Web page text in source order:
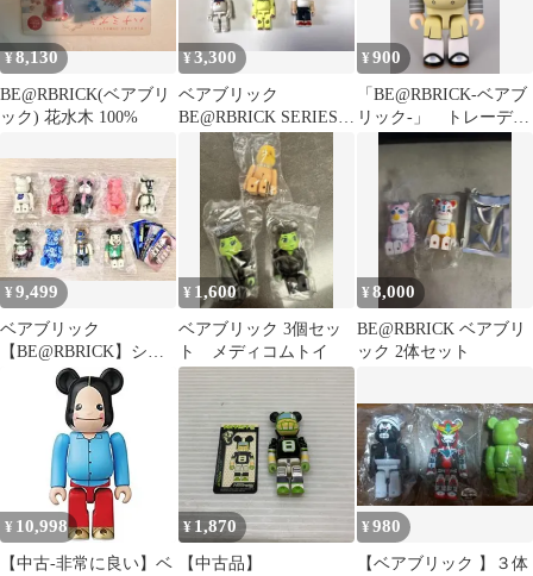
¥8,130
BE@RBRICK(ベアブリ
ック) 花水木 100%
¥3,300
ベアブリック
BE@RBRICK SERIES
33 3体セット付属カー
¥900
「BE@RBRICK-ベアブ
リック-」 トレーディ
ングフィギュア
¥9,499
ベアブリック
【BE@RBRICK】シリ
ーズ4 ノーマル 9体 セ
ミコンプ セット
¥ 1,600
ベアブリック 3個セッ
ト メディコムトイ
¥8,000
BE@RBRICK ベアブリ
ック 2体セット
¥ 10,998
【中古-非常に良い】ベ
¥ 1,870
【中古品】
¥980
【ベアブリック 】３体